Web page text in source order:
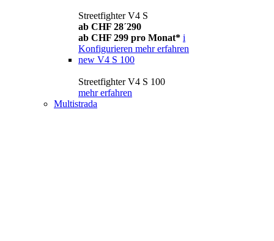
Streetfighter V4 S
ab CHF 28´290
ab CHF 299 pro Monat* i
Konfigurieren mehr erfahren
new V4 S 100
Streetfighter V4 S 100
mehr erfahren
Multistrada